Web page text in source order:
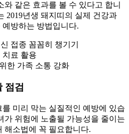
같은 효과를 볼 수 있다고 합니
2019년생 돼지띠의 실제 건강과
방하는 방법입니다.
접종 꼼꼼히 챙기기
치료 활용
한 가족 소통 강화
점검
미리 막는 실질적인 예방에 있습
가 위험에 노출될 가능성을 줄이는
해소법에 꼭 필요합니다.